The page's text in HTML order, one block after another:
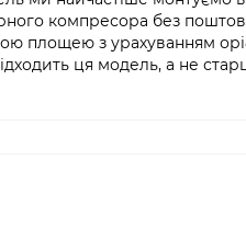
компресора без
площею з урахуванням
ця модель, а не